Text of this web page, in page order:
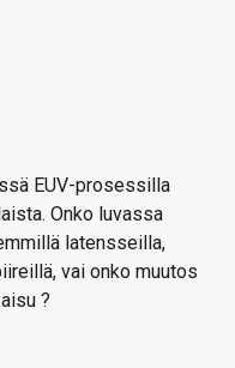
EUV-prosessilla
Onko luvassa
latensseilla,
vai onko muutos
?